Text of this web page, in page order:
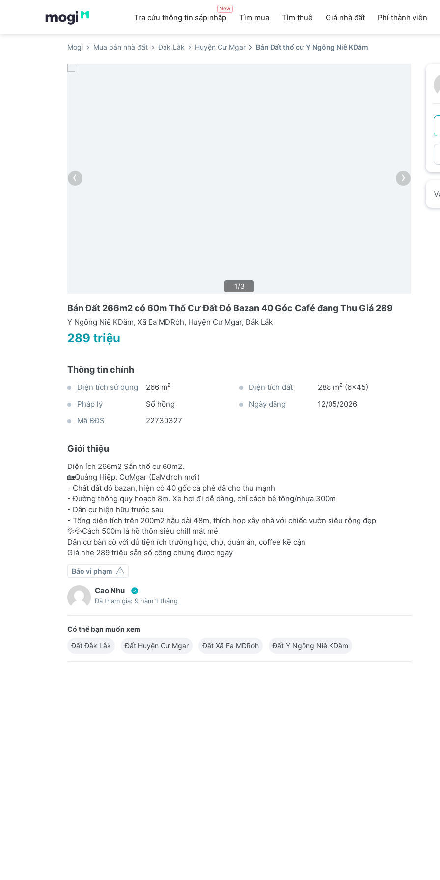
Tra cứu thông tin sáp nhập
New
Tìm mua Tìm thuê Giá nhà đất Phí thành viên
Mogi Mua bán nhà đất Đắk Lắk Huyện Cư Mgar Bán Đất thổ cư Y Ngông Niê KDăm
‹ ›
1/3
Bán Đất 266m2 có 60m Thổ Cư Đất Đỏ Bazan 40 Góc Café đang Thu Giá 289
Y Ngông Niê KDăm, Xã Ea MDRóh, Huyện Cư Mgar, Đắk Lắk
289 triệu
Thông tin chính
Diện tích sử dụng 266 m2 Diện tích đất 288 m2 (6x45)
Pháp lý
Sổ hồng Ngày đăng
12/05/2026
Mã BĐS
22730327
Giới thiệu
Diện ích 266m2 Sẵn thổ cư 60m2.
🏡Quảng Hiệp. CưMgar (EaMdroh mới)
- Chất đất đỏ bazan, hiện có 40 gốc cà phê đã cho thu mạnh
- Đường thông quy hoạch 8m. Xe hơi đi dễ dàng, chỉ cách bê tông/nhựa 300m
- Dân cư hiện hữu trước sau
- Tổng diện tích trên 200m2 hậu dài 48m, thích hợp xây nhà với chiếc vườn siêu rộng đẹp
💦💦Cách 500m là hồ thôn siêu chill mát mẻ
Dân cư bàn cờ với đủ tiện ích trường học, chợ, quán ăn, coffee kề cận
Giá nhẹ 289 triệu sẵn sổ công chứng được ngay
Báo vi phạm
Cao Nhu
Đã tham gia: 9 năm 1 tháng
Có thể bạn muốn xem
Đất Đắk Lắk
Đất Huyện Cư Mgar Đất Xã Ea MDRóh Đất Y Ngông Niê KDăm